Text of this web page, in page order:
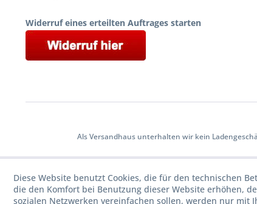
Widerruf eines erteilten Auftrages starten
Als Versandhaus unterhalten wir kein
Diese Website benutzt Cookies, die für den technischen
die den Komfort bei Benutzung dieser Website erhöhen,
sozialen Netzwerken vereinfachen sollen, werden nur mit